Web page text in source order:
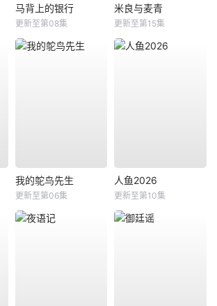
马背上的银行
更新至第08集
米良与麦青
更新至第15集
我的鸵鸟先生
更新至第06集
人鱼2026
更新至第10集